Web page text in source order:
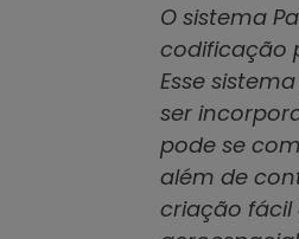
O sistema
codificação
Esse
ser
pode se
além de
criação fácil